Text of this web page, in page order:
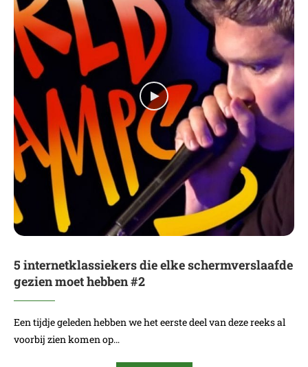
5 internetklassiekers die elke schermverslaafde
gezien moet hebben #2
Een tijdje geleden hebben we het eerste deel van deze reeks al
voorbij zien komen op…